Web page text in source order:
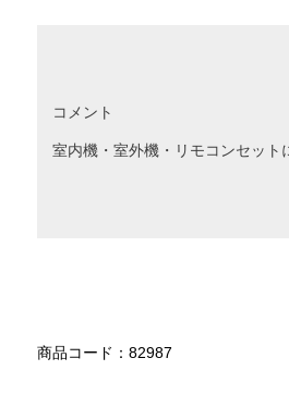
コメント
室内機・室外機・リモコンセット
商品コード：82987